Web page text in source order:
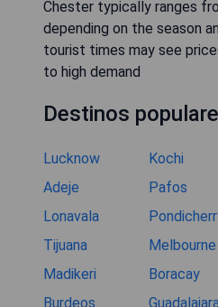
Chester typically ranges
depending on the season
tourist times may see
to high demand
Destinos
Lucknow Kochi
Adeje
Pafos
Lonavala
Tijuana
Melbourne
Madikeri
Boracay
Burdeos